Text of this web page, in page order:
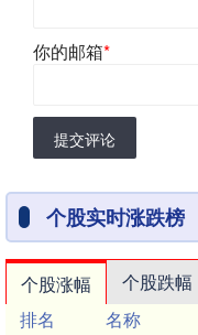
你的邮箱*
提交评论
个股实时涨跌榜
个股涨幅 个股跌幅
排名
名称